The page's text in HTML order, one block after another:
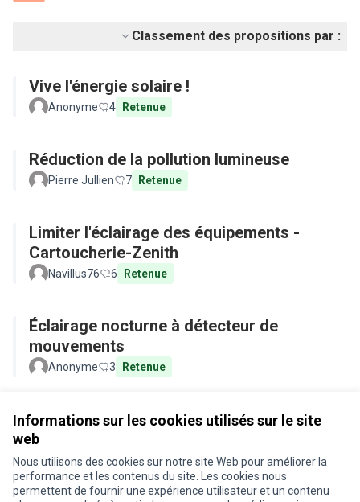
Informations sur les cookies utilisés sur le site
web
Nous utilisons des cookies sur notre site Web pour améliorer la
performance et les contenus du site. Les cookies nous
permettent de fournir une expérience utilisateur et un contenu
Classement des propositions par :
Vive l'énergie solaire !
Anonyme 4 Retenue
Réduction de la pollution lumineuse
Pierre Jullien 7 Retenue
Limiter l'éclairage des équipements -
Cartoucherie-Zenith
Navillus76 6 Retenue
Éclairage nocturne à détecteur de
mouvements
Anonyme 3 Retenue
Conditions d'utilisation
Paramètres des cookies
Je participe ! sur X
Je participe ! sur Facebook
Je participe ! sur Instagram